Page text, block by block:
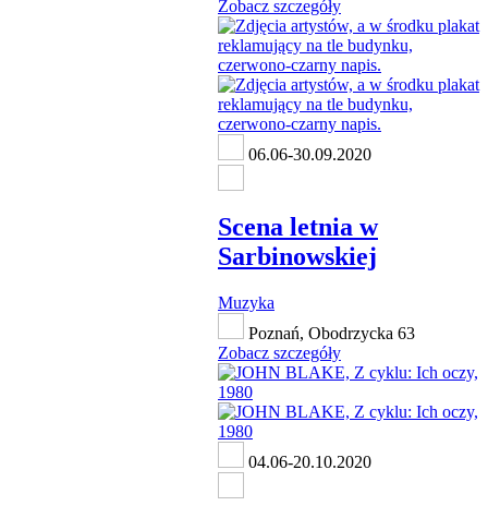
Zobacz szczegóły
06.06-30.09.2020
Scena letnia w
Sarbinowskiej
Muzyka
Poznań, Obodrzycka 63
Zobacz szczegóły
04.06-20.10.2020